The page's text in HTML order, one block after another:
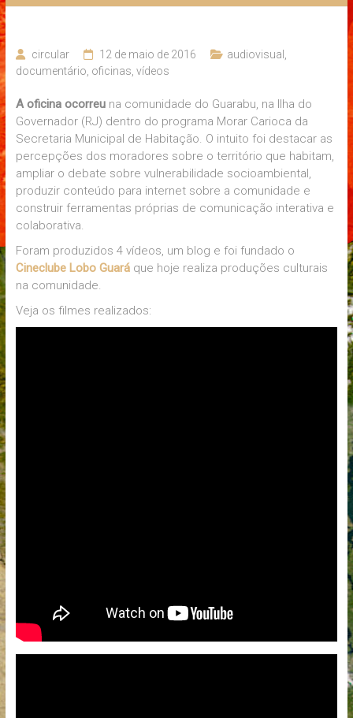
circular 12 de maio de 2016 audiovisual
documentário oficinas vídeos
A oficina ocorreuna comunidade do Guarabu, na Ilha do
Governador (RJ) dentro do programa Morar Carioca da
Secretaria Municipal de Habitação. O intuito foi destacar as
percepções dos moradores sobre o território que habitam,
ampliar o debate sobre vulnerabilidade socioambiental,
produzir conteúdo para internet sobre a comunidade e
construir ferramentas próprias de comunicação interativa e
colaborativa.
Foram produzidos 4 vídeos, um blog e foi fundado o
Cineclube Lobo Guaráque hoje realiza produções culturais
na comunidade.
Veja os filmes realizados: